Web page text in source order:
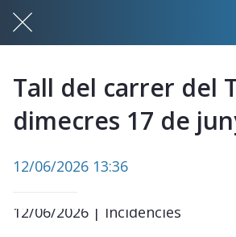
Tall del carrer del
dimecres 17 de
12/06/2026 13:36
12/06/2026 | Incidències